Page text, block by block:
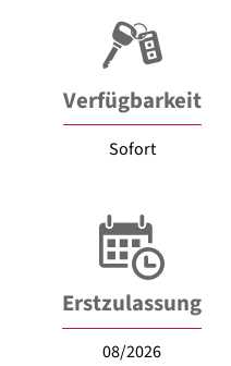
Verfügbarkeit
Sofort
Erstzulassung
08/2026